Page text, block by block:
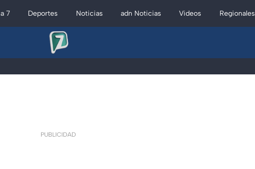
7 Deportes Noticias adn Noticias Videos Regionales
PUBLICIDAD